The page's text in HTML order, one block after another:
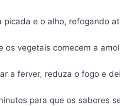
e o alho, refogando
vegetais comecem a
a ferver, reduza o fogo e
para que os sabores